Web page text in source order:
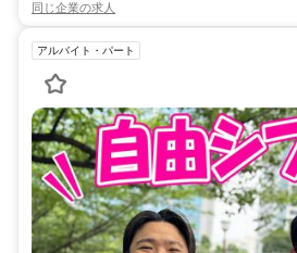
同じ企業の求人
アルバイト・パート